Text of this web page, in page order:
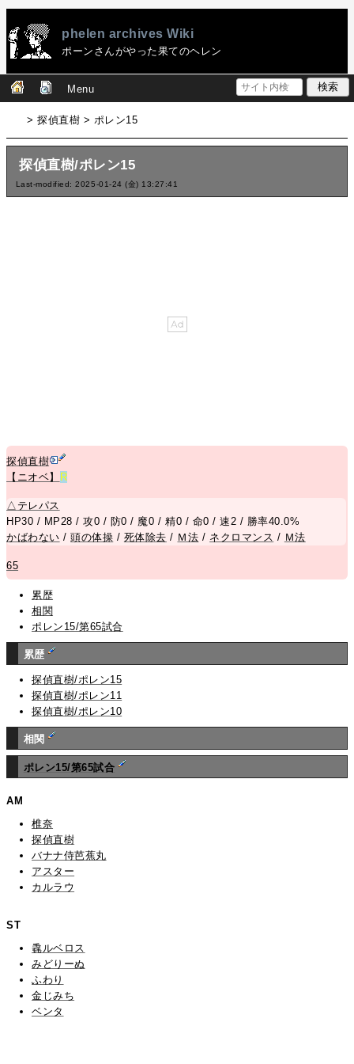
phelen archives Wiki
ポーンさんがやった果てのヘレン
Menu
> 探偵直樹 > ポレン15
探偵直樹/ポレン15
Last-modified: 2025-01-24 (金) 13:27:41
探偵直樹
【ニオベ】
R
△ テレパス
HP30 / MP28 / 攻0 / 防0 / 魔0 / 精0 / 命0 / 速2 / 勝率40.0%
かばわない /頭の体操 / 死体除去 / Ｍ法 / ネクロマンス / Ｍ法
65
累歴
相関
ポレン15/第65試合
累歴
探偵直樹/ポレン15
探偵直樹/ポレン11
探偵直樹/ポレン10
相関
ポレン15/第65試合
AM
椎奈
探偵直樹
バナナ侍芭蕉丸
アスター
カルラウ
ST
毳ルベロス
みどりーぬ
ふわり
金じみち
ベンタ